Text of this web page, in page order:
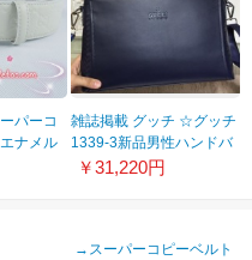
パーコ
ナメル
gu-18
雑誌掲載 グッチ ☆グッチ
1339-3新品男性ハンドバ
ッグ・ビジネスバッグ紳
￥31,220円
→ スーパーコピーベルト